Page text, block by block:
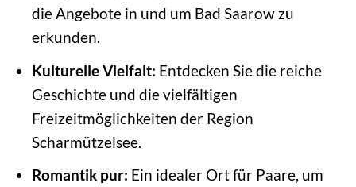
die Angebote in und um Bad Saarow zu
erkunden.
Kulturelle Vielfalt: Entdecken Sie die reiche
Geschichte und die vielfältigen
Freizeitmöglichkeiten der Region
Scharmützelsee.
Romantik pur: Ein idealer Ort für Paare, um